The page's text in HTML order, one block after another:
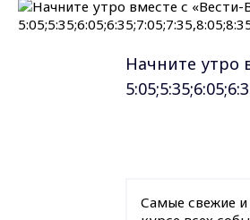
Начните утро
Самые свежие и